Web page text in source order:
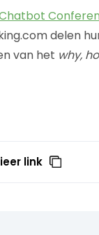
delen
van het why,
link